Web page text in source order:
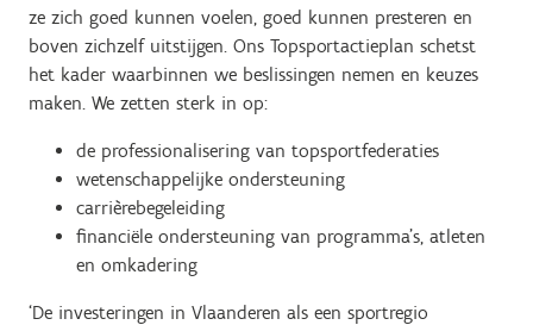
ze zich goed kunnen voelen, goed kunnen presteren en
boven zichzelf uitstijgen. Ons Topsportactieplan schetst
het kader waarbinnen we beslissingen nemen en keuzes
maken. We zetten sterk in op:
de professionalisering van topsportfederaties
wetenschappelijke ondersteuning
carrièrebegeleiding
financiële ondersteuning van programma’s, atleten
en omkadering
‘De investeringen in Vlaanderen als een sportregio